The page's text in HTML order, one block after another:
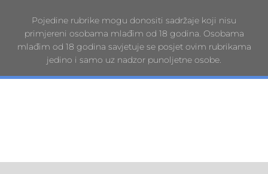
Pojedine rubrike mogu donositi sadržaje koji nisu
primjereni osobama mlađim od 18 godina. Osobama
mlađim od 18 godina savjetuje se posjet ovim rubrikama
jedino i samo uz nadzor punoljetne osobe.